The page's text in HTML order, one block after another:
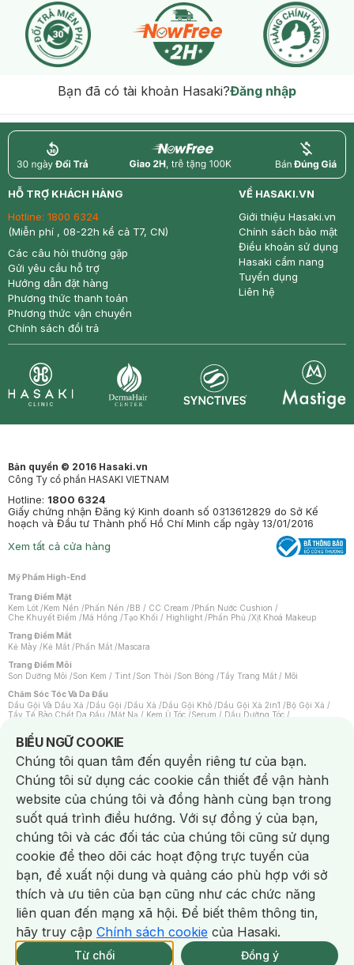
Giao Nhanh Miễn Phí 2H.
tại 339 Chi Nhánh (Trễ tặng 100K)
Bạn đã có tài khoản Hasaki?Đăng nhập
return nowfree price
HỖ TRỢ KHÁCH HÀNG
Hotline: 1800 6324
(Miễn phí , 08-22h kể cả T7, CN)
Các câu hỏi thường gặp
Gửi yêu cầu hỗ trợ
Hướng dẫn đặt hàng
Phương thức thanh toán
Phương thức vận chuyển
Chính sách đổi trả
VỀ HASAKI.VN
Giới thiệu Hasaki.vn
Chính sách bảo mật
Điều khoản sử dụng
Hasaki cẩm nang
Tuyển dụng
Liên hệ
Bản quyền © 2016 Hasaki.vn
Công Ty cổ phần HASAKI VIETNAM
Hotline: 1800 6324
Giấy chứng nhận Đăng ký Kinh doanh số 0313612829 do Sở Kế
hoạch và Đầu tư Thành phố Hồ Chí Minh cấp ngày 13/01/2016
Xem tất cả cửa hàng
Mỹ Phẩm High-End
Trang Điểm Mặt
Kem Lót /Kem Nền /Phấn Nền /BB / CC Cream /Phấn Nước Cushion /
Che Khuyết Điểm /Má Hồng /Tạo Khối / Highlight /Phấn Phủ /Xịt Khoá Makeup
Trang Điểm Mắt
Kẻ Mày /Kẻ Mắt /Phấn Mắt /Mascara
Trang Điểm Môi
Son Dưỡng Môi /Son Kem / Tint /Son Thỏi /Son Bóng /Tẩy Trang Mắt / Môi
Chăm Sóc Tóc Và Da Đầu
Dầu Gội Và Dầu Xả /Dầu Gội /Dầu Xả /Dầu Gội Khô /Dầu Gội Xả 2in1 /Bộ Gội Xả /
Tẩy Tế Bào Chết Da Đầu /Mặt Nạ / Kem Ủ Tóc /Serum / Dầu Dưỡng Tóc /
Máy Sấy Tóc
Lược
Kem Tẩy Lông/Dụng Cụ Tẩy Lông
Nước Hoa
Nước Hoa Nam Nước Hoa Cao Cấp Xịt Thơm Toàn Thân
Nước Hoa Vùng Kín
Chăm Sóc Cá Nhân
Chống Muỗi
Khẩu Trang Máy Massage Mặt Nạ Xông Hơi/Nước Rửa Tay
Sản Phẩm Chăm Sóc Khác/ Bàn Chải Đánh Răng /Bàn Chải Điện/
Hỗ Trợ Trắng Răng / Kem Đánh Răng Máy Tăm Nước Nước Súc Miệng
Tăm / Chỉ Nha Khoa /Xịt Thơm Miệng / Dung Dịch Vệ Sinh/Dưỡng Vùng Kín/
Khăn Ướt Vệ Sinh Vùng Kín
/Băng Vệ Sinh Tampon Bọt Cạo Râu Dao Cạo Râu/
Máy Cạo Râu
Vấn Đề Về Da
Da Dầu / Lỗ Chân Lông To
Da Khô / Mất Nước /Da Lão Hóa / Da Mụn/
Da Nhạy Cảm / Kích Ứng/Da Xỉn Màu/Thâm / Nám / Tàn Nhang/
Quầng Thâm & Bọng Mắt/ Sẹo
Viêm Da Cơ Địa
Dụng Cụ / Phụ Kiện Chăm Sóc Da
/Khăn Lau Mặt Khô Dụng Cụ / Máy Rửa Mặt/Máy Chăm Sóc Da
BIỂU NGỮ COOKIE
Notice about cookies usage
Chúng tôi quan tâm đến quyền riêng tư của bạn.
Chúng tôi sử dụng các cookie cần thiết để vận hành
website của chúng tôi và đồng hành cùng bạn trong
suốt quá trình điều hướng. Với sự đồng ý của bạn,
chúng tôi và các đối tác của chúng tôi cũng sử dụng
cookie để theo dõi các hoạt động trực tuyến của
bạn, đề xuất nội dung và quảng cáo phù hợp với sở
thích và ưu tiên của bạn cũng như các chức năng
liên quan đến mạng xã hội. Để biết thêm thông tin,
hãy truy cập Chính sách cookie của Hasaki.
Từ chối Đồng ý